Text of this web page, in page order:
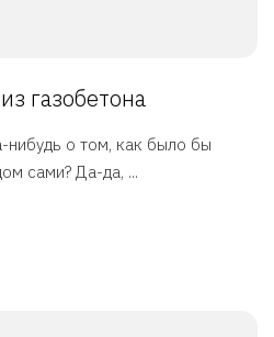
газобетона
нибудь о том, как было бы
сами? Да-да, ...